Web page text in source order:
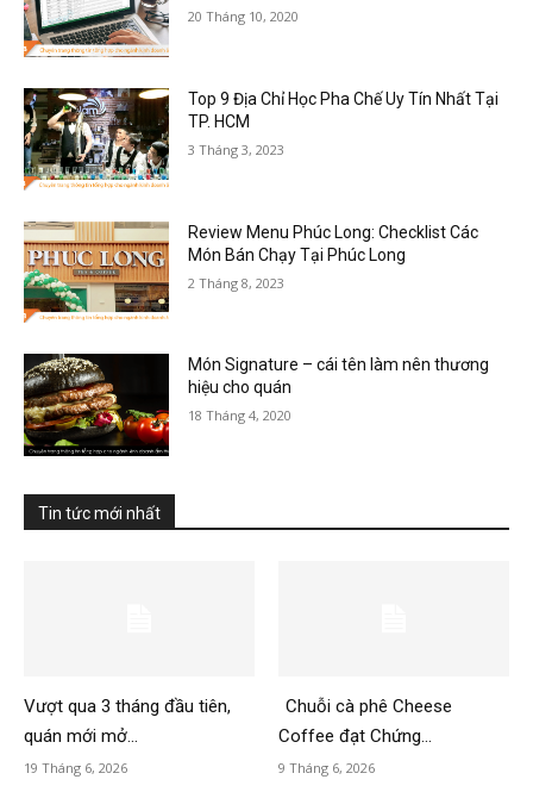
20 Tháng 10, 2020
Top 9 Địa Chỉ Học Pha Chế Uy Tín Nhất Tại
TP. HCM
3 Tháng 3, 2023
Review Menu Phúc Long: Checklist Các
Món Bán Chạy Tại Phúc Long
2 Tháng 8, 2023
Món Signature – cái tên làm nên thương
hiệu cho quán
18 Tháng 4, 2020
Tin tức mới nhất
Vượt qua 3 tháng đầu tiên,
quán mới mở...
19 Tháng 6, 2026
Chuỗi cà phê Cheese
Coffee đạt Chứng...
9 Tháng 6, 2026